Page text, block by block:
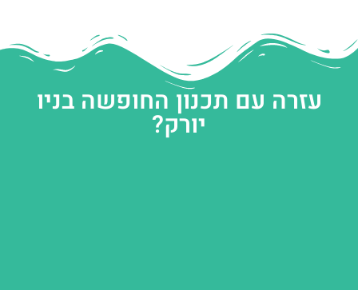
עזרה עם תכנון החופשה בניו
יורק?